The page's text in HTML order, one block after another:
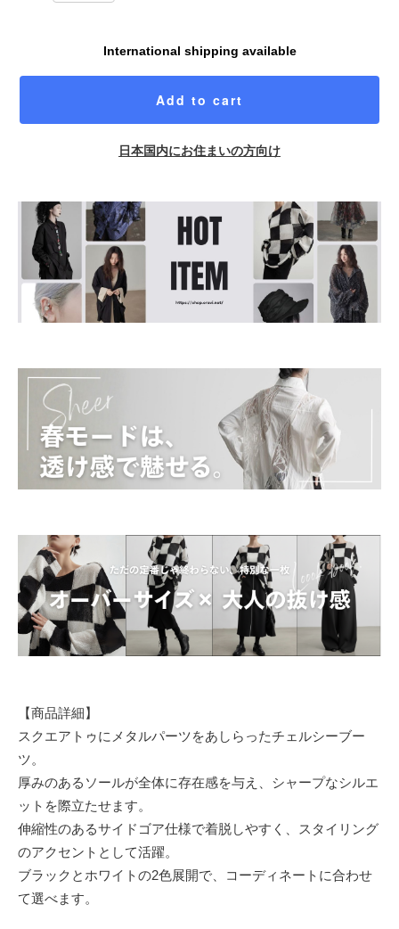
International shipping available
Add to cart
日本国内にお住まいの方向け
【商品詳細】
スクエアトゥにメタルパーツをあしらったチェルシーブー
ツ。
厚みのあるソールが全体に存在感を与え、シャープなシルエ
ットを際立たせます。
伸縮性のあるサイドゴア仕様で着脱しやすく、スタイリング
のアクセントとして活躍。
ブラックとホワイトの2色展開で、コーディネートに合わせ
て選べます。